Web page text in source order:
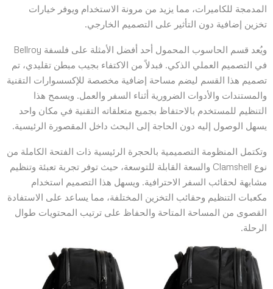
المدمجة للكاميرات، مما يزيد من مرونة الاستخدام ويوفر خيارات
تخزين إضافية دون التأثير على التصميم الخارجي.
ويُعد قسم الحاسوب المحمول أحد أفضل الأمثلة على فلسفة Bellroy
في التصميم العملي الذكي. فبدلاً من الاكتفاء بجيب مبطن تقليدي، تم
تصميم هذا القسم ليضم مساحة إضافية مخصصة للإكسسوارات التقنية
والمستندات والأدوات الضرورية أثناء السفر والعمل. ويسمح هذا
التنظيم للمستخدم بالاحتفاظ بجميع متعلقاته التقنية في مكان واحد
يسهل الوصول إليه دون الحاجة إلى البحث داخل المقصورة الرئيسية.
وتكتمل المنظومة التصميمية بالحجرة الرئيسية ذات الفتحة الكاملة من
نوع Clamshell والسعة القابلة للتوسعة، حيث توفر تجربة تعبئة وتنظيم
مشابهة لحقائب السفر الاحترافية. ويسهل هذا التصميم استخدام
مكعبات التنظيم وحقائب التخزين المختلفة، مما يساعد على الاستفادة
القصوى من المساحة المتاحة والحفاظ على ترتيب المحتويات طوال
الرحلة.